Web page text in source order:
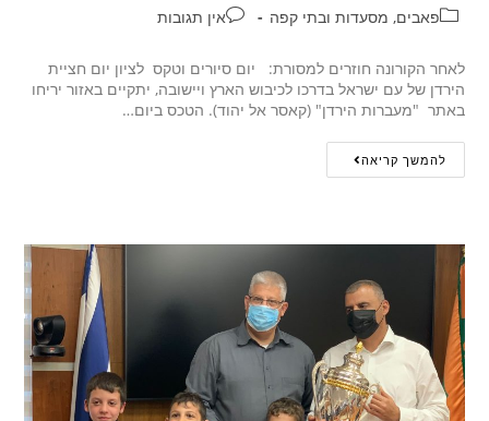
פאבים, מסעדות ובתי קפה
אין תגובות
לאחר הקורונה חוזרים למסורת: יום סיורים וטקס לציון יום חציית
הירדן של עם ישראל בדרכו לכיבוש הארץ ויישובה, יתקיים באזור יריחו
באתר "מעברות הירדן" (קאסר אל יהוד). הטכס ביום…
להמשך קריאה